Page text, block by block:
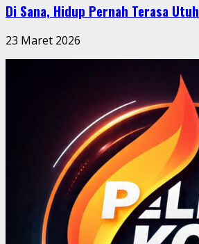
Di Sana, Hidup Pernah Terasa Utuh
23 Maret 2026